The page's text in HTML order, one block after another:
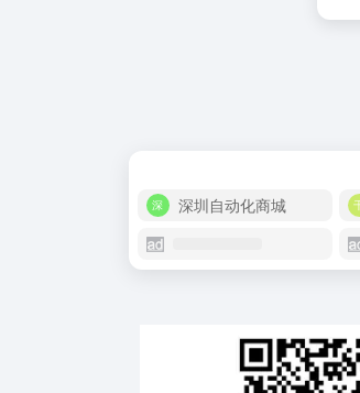
深圳自动化商城